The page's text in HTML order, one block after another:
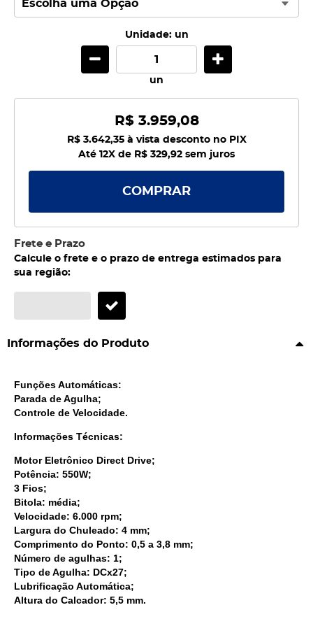
Unidade: un
un
R$ 3.959,08
R$ 3.642,35à vista desconto no PIX
Até 12X de R$ 329,92 sem juros
COMPRAR
Frete e Prazo
Calcule o frete e o prazo de entrega estimados para
sua região:
Informações do Produto
Funções Automáticas:
Parada de Agulha;
Controle de Velocidade.
Informações Técnicas:
Motor Eletrônico Direct Drive;
Potência: 550W;
3 Fios;
Bitola: média;
Velocidade: 6.000 rpm;
Largura do Chuleado: 4 mm;
Comprimento do Ponto: 0,5 a 3,8 mm;
Número de agulhas: 1;
Tipo de Agulha: DCx27;
Lubrificação Automática;
Altura do Calcador: 5,5 mm.